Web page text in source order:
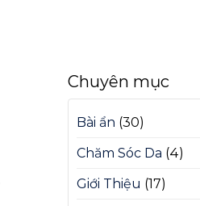
Chuyên mục
Bài ẩn (30)
Chăm Sóc Da (4)
Giới Thiệu (17)